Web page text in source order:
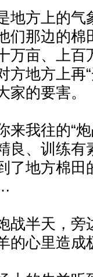
方上的气
们那边的
万亩、上
方地方上再
家的要害。
我往的“炮
良、训练
了地方棉
半天，旁
的心里造成